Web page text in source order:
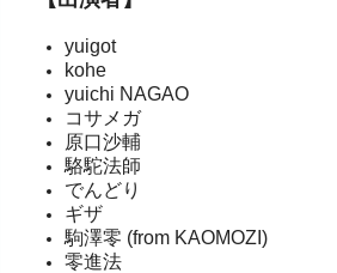
yuigot
kohe
yuichi NAGAO
コサメガ
原口沙輔
駱駝法師
でんどり
ギザ
駒澤零 (from KAOMOZI)
零進法